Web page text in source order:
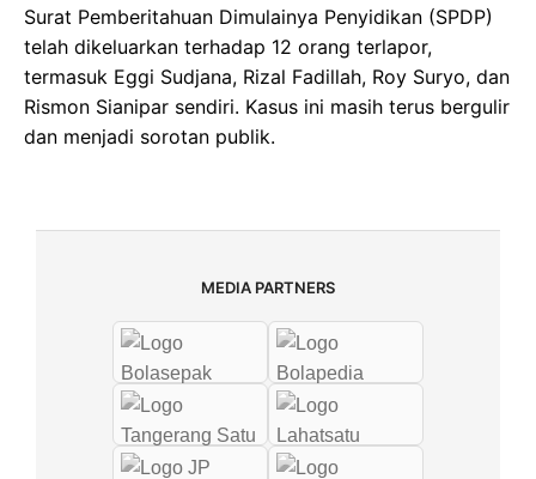
Surat Pemberitahuan Dimulainya Penyidikan (SPDP)
telah dikeluarkan terhadap 12 orang terlapor,
termasuk Eggi Sudjana, Rizal Fadillah, Roy Suryo, dan
Rismon Sianipar sendiri. Kasus ini masih terus bergulir
dan menjadi sorotan publik.
MEDIA PARTNERS